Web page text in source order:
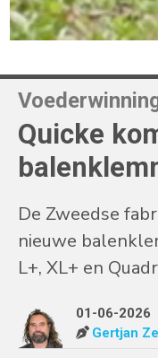
Quicke
De Zweedse
nieuwe
L+, XL+ en
01-06-2026
Gertjan